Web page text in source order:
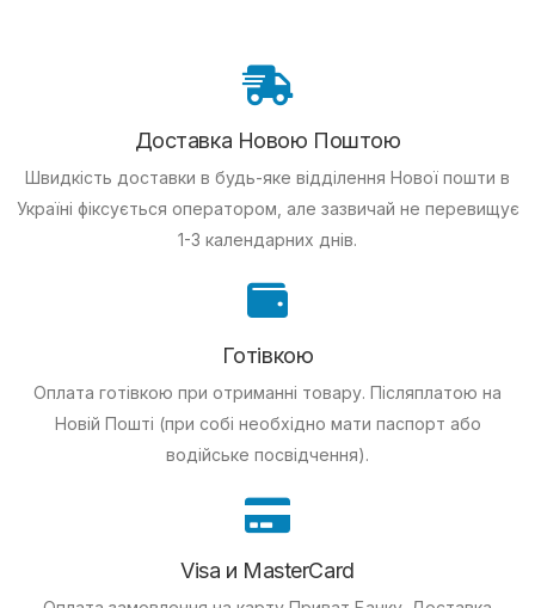
Доставка Новою Поштою
Швидкість доставки в будь-яке відділення Нової пошти в
Україні фіксується оператором, але зазвичай не перевищує
1-3 календарних днів.
Готівкою
Оплата готівкою при отриманні товару. Післяплатою на
Новій Пошті (при собі необхідно мати паспорт або
водійське посвідчення).
Visa и MasterCard